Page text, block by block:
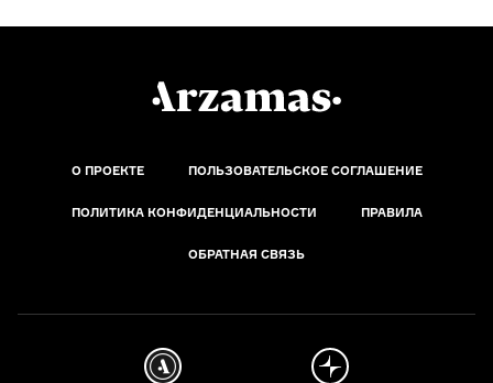
О ПРОЕКТЕ ПОЛЬЗОВАТЕЛЬСКОЕ СОГЛАШЕНИЕ
ПОЛИТИКА КОНФИДЕНЦИАЛЬНОСТИ ПРАВИЛА
ОБРАТНАЯ СВЯЗЬ